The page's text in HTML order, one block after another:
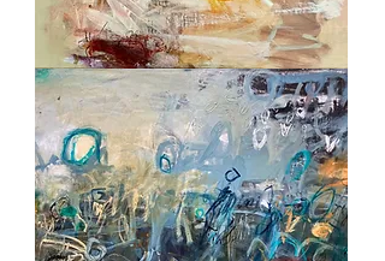
Down
under
1